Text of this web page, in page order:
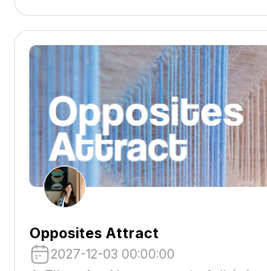
tartaléklistás pályázók névsora
csatolmányban
Opposites Attract
2027-12-03 00:00:00